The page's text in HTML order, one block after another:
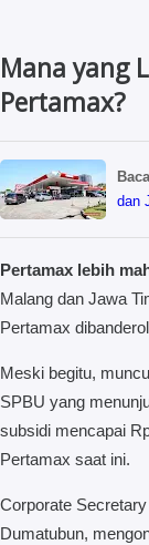
Mana yang
Pertamax?
dan
Pertamax lebih
Malang dan Jawa
Pertamax
Meski begitu,
SPBU yang
subsidi mencapai
Pertamax saat ini.
Corporate
Dumatubun,